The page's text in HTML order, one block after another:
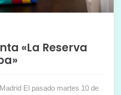
«La Reserva
El pasado martes 10 de